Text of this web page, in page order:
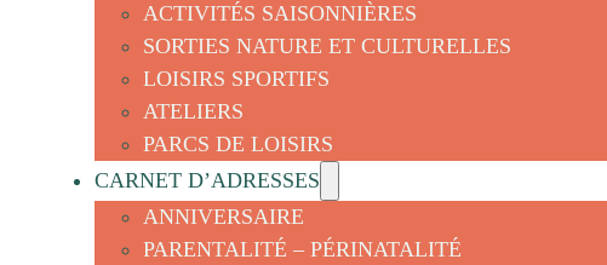
ACTIVITÉS SAISONNIÈRES
SORTIES NATURE ET CULTURELLES
LOISIRS SPORTIFS
ATELIERS
PARCS DE LOISIRS
CARNET D’ADRESSES
ANNIVERSAIRE
PARENTALITÉ – PÉRINATALITÉ